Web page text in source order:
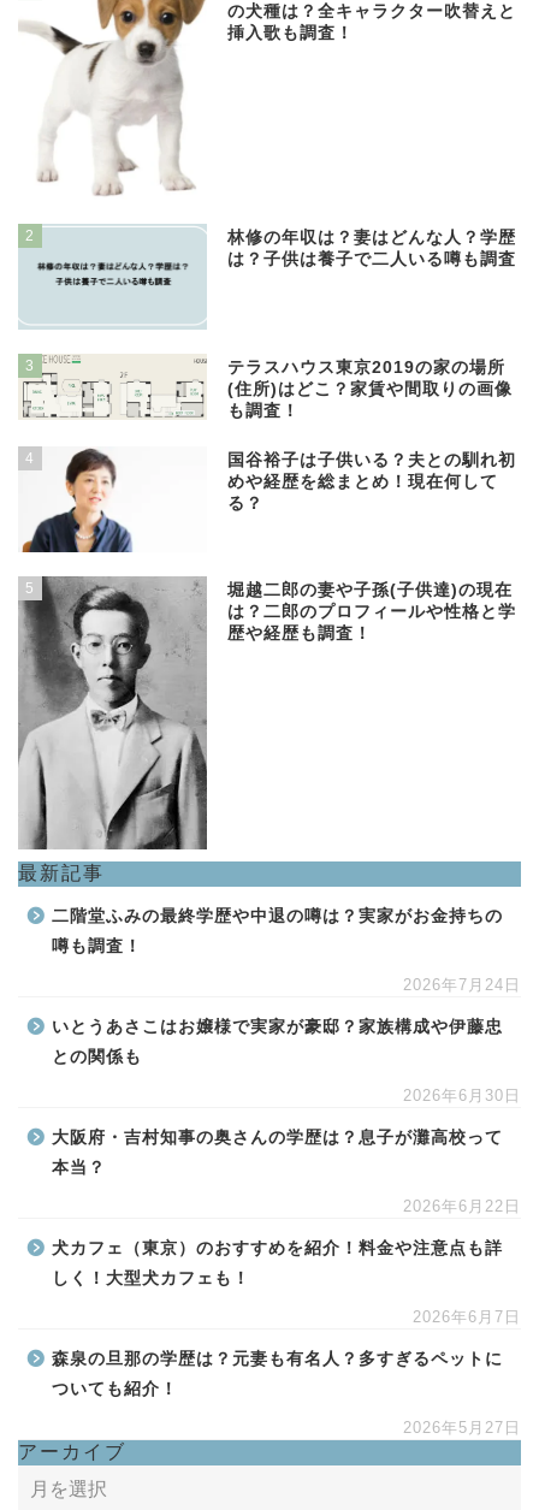
の犬種は？全キャラクター吹替えと
挿入歌も調査！
2
林修の年収は？妻はどんな人？学歴
は？子供は養子で二人いる噂も調査
3
テラスハウス東京2019の家の場所
(住所)はどこ？家賃や間取りの画像
も調査！
4
国谷裕子は子供いる？夫との馴れ初
めや経歴を総まとめ！現在何して
る？
5
堀越二郎の妻や子孫(子供達)の現在
は？二郎のプロフィールや性格と学
歴や経歴も調査！
最新記事
二階堂ふみの最終学歴や中退の噂は？実家がお金持ちの
噂も調査！
2026年7月24日
いとうあさこはお嬢様で実家が豪邸？家族構成や伊藤忠
との関係も
2026年6月30日
大阪府・吉村知事の奥さんの学歴は？息子が灘高校って
本当？
2026年6月22日
犬カフェ（東京）のおすすめを紹介！料金や注意点も詳
しく！大型犬カフェも！
2026年6月7日
森泉の旦那の学歴は？元妻も有名人？多すぎるペットに
ついても紹介！
2026年5月27日
アーカイブ